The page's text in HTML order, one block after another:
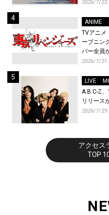
2026/7/23
ANIME
TVアニメ
ープニン
バー全員
トが到着
2026/7/21
LIVE
A.B.C-Z
リリース
2026/7/29
アクセス
TOP